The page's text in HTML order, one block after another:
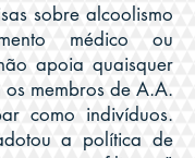
sobre alcoolismo
médico ou
apoia quaisquer
os membros de A.A.
como indivíduos.
a política de